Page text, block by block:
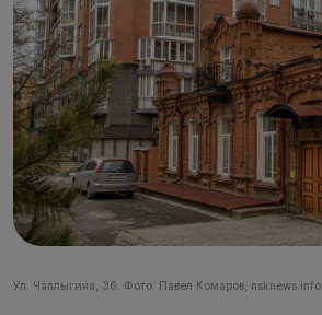
Ул. Чаплыгина, 36. Фото: Павел Комаров, nsknews.info